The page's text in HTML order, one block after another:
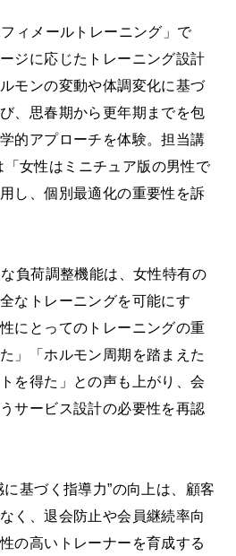
ィメールトレーニング」で
ジに応じたトレーニング設計
モンの変動や体調変化に基づ
、思春期から更年期までを包
的アプローチを体験。担当講
女性はミニチュア版の男性で
し、個別最適化の重要性を訴
負荷調整機能は、女性特有の
なトレーニングを可能にす
にとってのトレーニングの重
」「ホルモン周期を踏まえた
を得た」との声も上がり、会
サービス設計の必要性を再認
基づく指導力”の向上は、顧客
く、退会防止や会員継続率向
の高いトレーナーを育成する